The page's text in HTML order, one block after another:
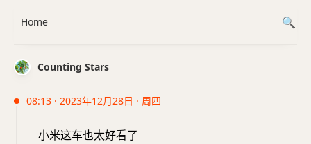
Counting Stars
08:13 · 2023年12月28日 · 周四
小米这车也太好看了
Home